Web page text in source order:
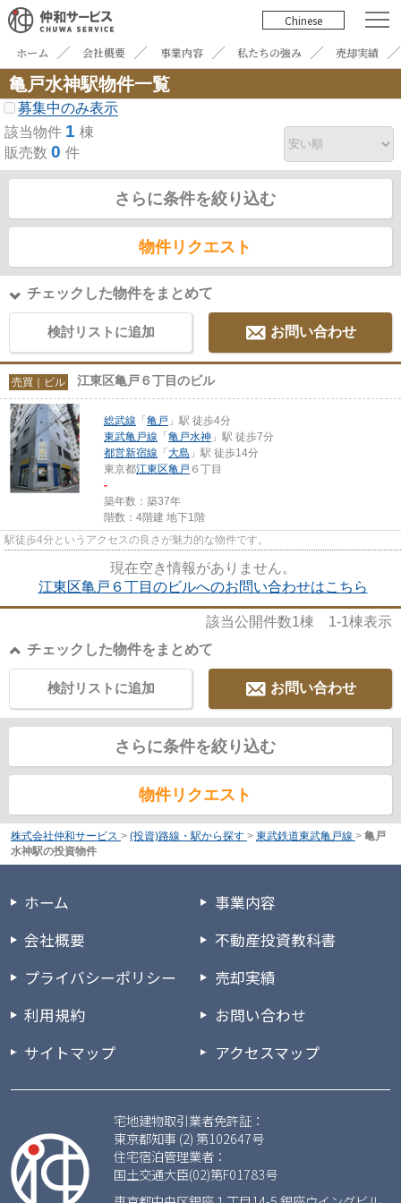
Chinese
ホーム 会社概要 事業内容 私たちの強み 売却実績
亀戸水神駅物件一覧
募集中のみ表示
該当物件 1 棟
販売数 0 件
さらに条件を絞り込む
物件リクエスト
チェックした物件をまとめて
検討リストに追加 お問い合わせ
売買｜ビル 江東区亀戸６丁目のビル
総武線 「 亀戸 」駅 徒歩4分
東武亀戸線 「 亀戸水神 」駅 徒歩7分
都営新宿線 「 大島 」駅 徒歩14分
東京都江東区亀戸 ６丁目
-
築年数：築37年
階数：4階建 地下1階
駅徒歩4分というアクセスの良さが魅力的な物件です。
現在空き情報がありません。
江東区亀戸６丁目のビルへのお問い合わせはこちら
該当公開件数1棟 1-1棟表示
チェックした物件をまとめて
お問い合わせ
検討リストに追加
さらに条件を絞り込む
物件リクエスト
株式会社仲和サービス > (投資)路線・駅から探す > 東武鉄道東武亀戸線 > 亀戸
水神駅の投資物件
ホーム
会社概要
プライバシーポリシー
利用規約
サイトマップ
事業内容
不動産投資教科書
売却実績
お問い合わせ
アクセスマップ
宅地建物取引業者免許証：
東京都知事 (2) 第102647号
住宅宿泊管理業者：
国土交通大臣(02)第F01783号